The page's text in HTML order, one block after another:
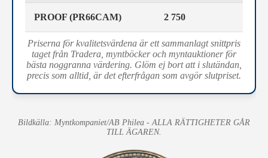
PROOF (PR66CAM) 2 750
Priserna för kvalitetsvärdena är ett sammanlagt snittpris
taget från Tradera, myntböcker och myntauktioner för
bästa noggranna värdering. Glöm ej bort att i slutändan,
precis som alltid, är det efterfrågan som avgör slutpriset.
Bildkälla: Myntkompaniet/AB Philea - ALLA RÄTTIGHETER GÅR
TILL ÄGAREN.